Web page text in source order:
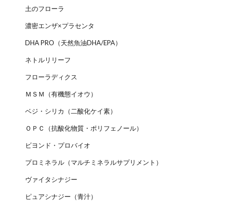
土のフローラ
濃密エンザ×プラセンタ
DHA PRO（天然魚油DHA/EPA）
ネトルリリーフ
フローラディクス
ＭＳＭ（有機態イオウ）
ベジ・シリカ（二酸化ケイ素）
ＯＰＣ（抗酸化物質・ポリフェノール）
ビヨンド・プロバイオ
プロミネラル（マルチミネラルサプリメント）
ヴァイタシナジー
ピュアシナジー（青汁）